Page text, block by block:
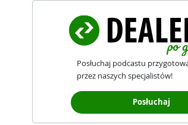
Posłuchaj podcastu
przez naszych specjalistów!
Posłuchaj